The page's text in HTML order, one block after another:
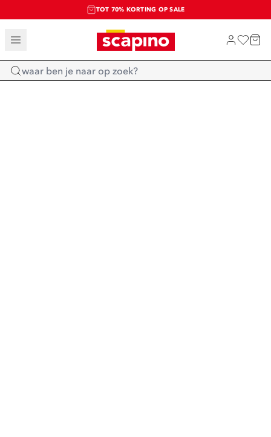
TOT 70% KORTING OP SALE
SALE: LAATSTE KANS!
SHOP NIEUW
Home